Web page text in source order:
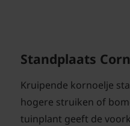
Standplaats
Kruipende kornoelje
hogere struiken of
tuinplant geeft de